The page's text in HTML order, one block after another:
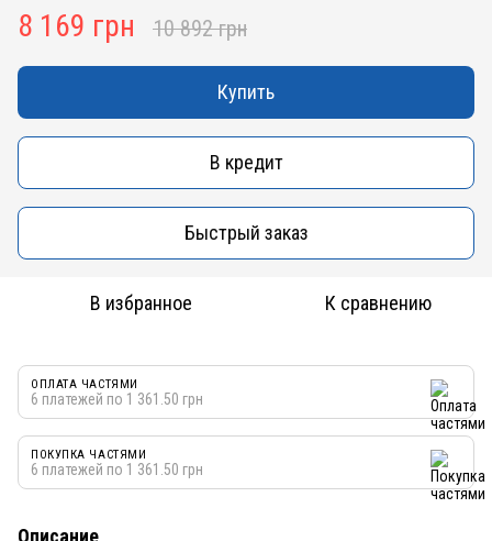
8 169 грн 10 892 грн
Купить
В кредит
Быстрый заказ
В избранное К сравнению
ОПЛАТА ЧАСТЯМИ
6 платежей по 1 361.50 грн
ПОКУПКА ЧАСТЯМИ
6 платежей по 1 361.50 грн
Описание